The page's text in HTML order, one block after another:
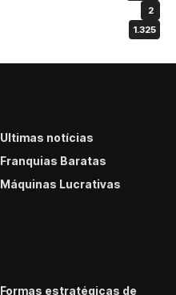
2
1.325
Últimas notícias
Franquias Baratas
Máquinas Lucrativas
Formas estratégicas de